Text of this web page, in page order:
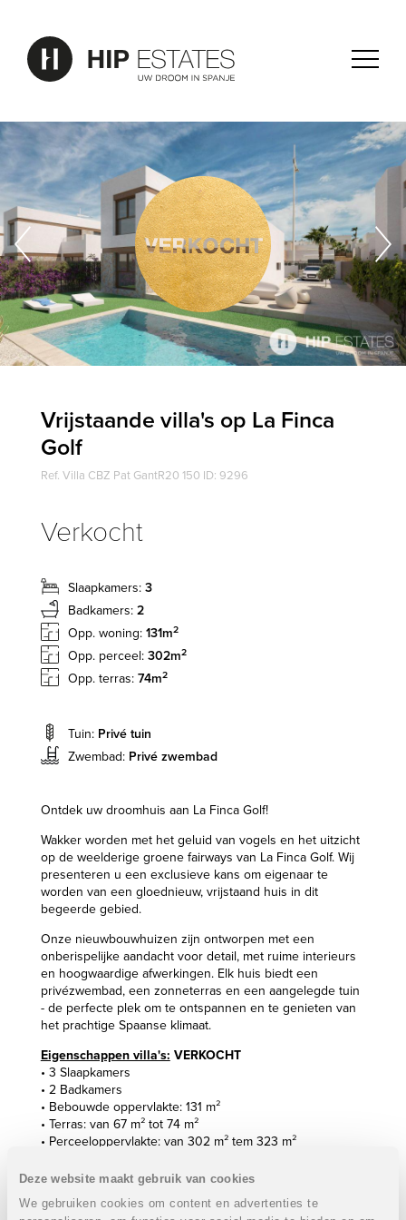
Deze website maakt gebruik van cookies
We gebruiken cookies om content en advertenties te
Vrijstaande villa's op La Finca
Golf
Ref. Villa CBZ Pat GantR20 150 ID: 9296
Verkocht
Slaapkamers: 3
Badkamers: 2
Opp. woning: 131m2
Opp. perceel: 302m2
Opp. terras: 74m2
Tuin: Privé tuin
Zwembad: Privé zwembad
Ontdek uw droomhuis aan La Finca Golf!
Wakker worden met het geluid van vogels en het uitzicht
op de weelderige groene fairways van La Finca Golf. Wij
presenteren u een exclusieve kans om eigenaar te
worden van een gloednieuw, vrijstaand huis in dit
begeerde gebied.
Onze nieuwbouwhuizen zijn ontworpen met een
onberispelijke aandacht voor detail, met ruime interieurs
en hoogwaardige afwerkingen. Elk huis biedt een
privézwembad, een zonneterras en een aangelegde tuin
- de perfecte plek om te ontspannen en te genieten van
het prachtige Spaanse klimaat.
Eigenschappen villa's: VERKOCHT
• 3 Slaapkamers
• 2 Badkamers
• Bebouwde oppervlakte: 131 m²
• Terras: van 67 m² tot 74 m²
• Perceeloppervlakte: van 302 m² tem 323 m²
• Zwembad: 21 m² (7 x 3 m)
• Domotica voor de elektrische shutters